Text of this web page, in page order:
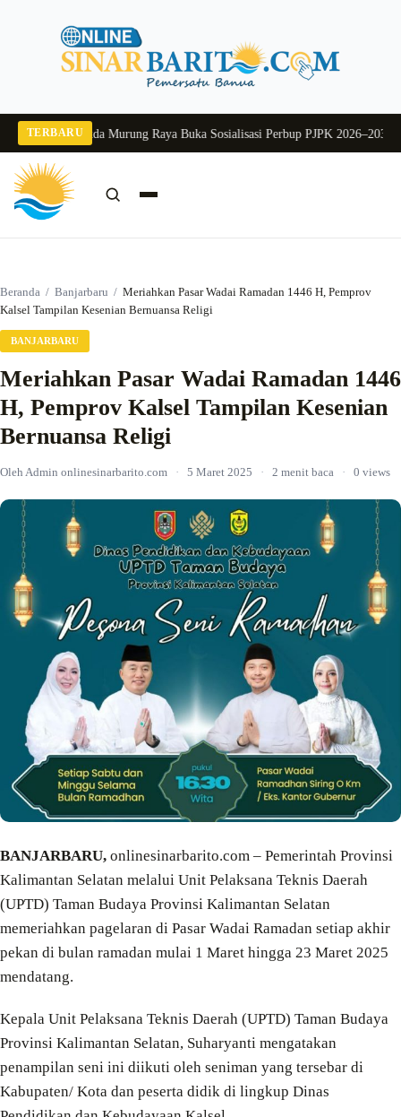
TERBARU
2026Pj Sekda Murung Raya Buka Sosialisasi Perbup PJPK 2026–2030
Beranda / Banjarbaru / Meriahkan Pasar Wadai Ramadan 1446 H, Pemprov
Kalsel Tampilan Kesenian Bernuansa Religi
BANJARBARU
Meriahkan Pasar Wadai Ramadan 1446
H, Pemprov Kalsel Tampilan Kesenian
Bernuansa Religi
Oleh Admin onlinesinarbarito.com · 5 Maret 2025 · 2 menit baca · 0 views
BANJARBARU, onlinesinarbarito.com – Pemerintah Provinsi
Kalimantan Selatan melalui Unit Pelaksana Teknis Daerah
(UPTD) Taman Budaya Provinsi Kalimantan Selatan
memeriahkan pagelaran di Pasar Wadai Ramadan setiap akhir
pekan di bulan ramadan mulai 1 Maret hingga 23 Maret 2025
mendatang.
Kepala Unit Pelaksana Teknis Daerah (UPTD) Taman Budaya
Provinsi Kalimantan Selatan, Suharyanti mengatakan
penampilan seni ini diikuti oleh seniman yang tersebar di
Kabupaten/ Kota dan peserta didik di lingkup Dinas